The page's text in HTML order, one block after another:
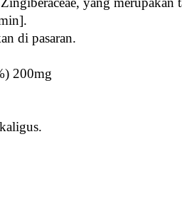
di pasaran.
200mg